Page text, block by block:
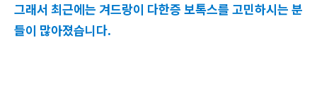
그래서 최근에는 겨드랑이 다한증 보톡스를 고민하시는 분
들이 많아졌습니다.